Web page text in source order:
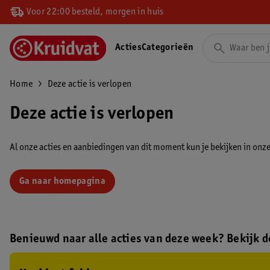
Voor 22:00 besteld, morgen in huis
ActiesCategorieën
Home Deze actie is verlopen
Deze actie is verlopen
Al onze acties en aanbiedingen van dit moment kun je bekijken in
Ga naar homepagina
Benieuwd naar alle acties van deze week? Bekijk